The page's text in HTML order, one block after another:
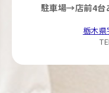
駐車場→店前4台
栃木